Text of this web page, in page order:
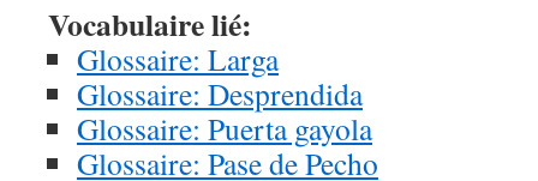
Vocabulaire lié:
Glossaire: Larga
Glossaire: Desprendida
Glossaire: Puerta gayola
Glossaire: Pase de Pecho